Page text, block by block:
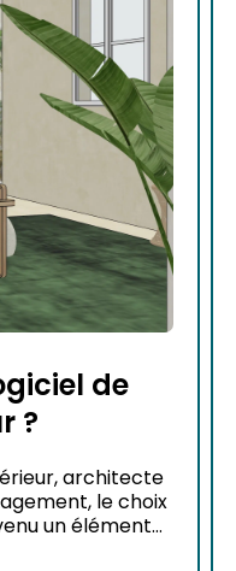
de
?
architecte
le choix
un élément